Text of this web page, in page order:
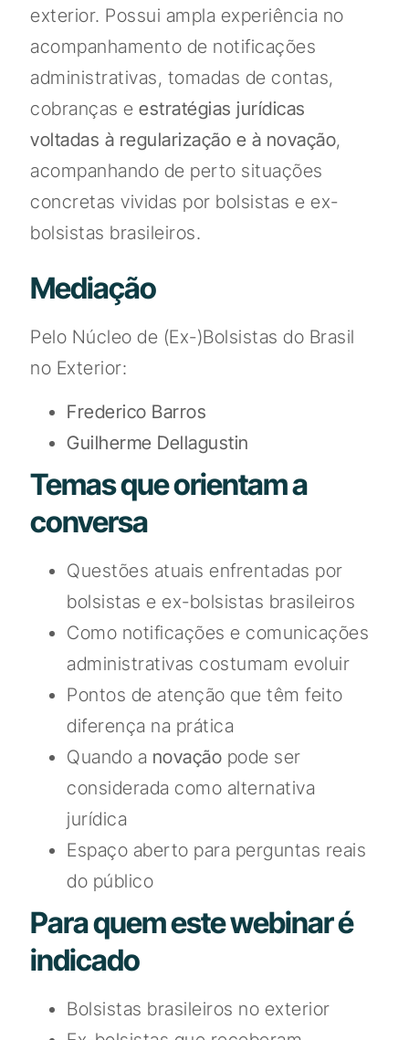
exterior. Possui ampla experiência no
acompanhamento de notificações
administrativas, tomadas de contas,
cobranças e estratégias jurídicas
voltadas à regularização e à novação,
acompanhando de perto situações
concretas vividas por bolsistas e ex-
bolsistas brasileiros.
Mediação
Pelo Núcleo de (Ex-)Bolsistas do Brasil
no Exterior:
Frederico Barros
Guilherme Dellagustin
Temas que orientam a
conversa
Questões atuais enfrentadas por
bolsistas e ex-bolsistas brasileiros
Como notificações e comunicações
administrativas costumam evoluir
Pontos de atenção que têm feito
diferença na prática
Quando a novação pode ser
considerada como alternativa
jurídica
Espaço aberto para perguntas reais
do público
Para quem este webinar é
indicado
Bolsistas brasileiros no exterior